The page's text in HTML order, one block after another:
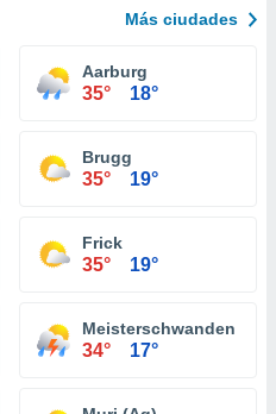
Más ciudades
Aarburg
35° 18°
Brugg
35° 19°
Frick
35° 19°
Meisterschwanden
34° 17°